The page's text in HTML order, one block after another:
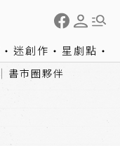
迷創作 星劇點
書市圈夥伴